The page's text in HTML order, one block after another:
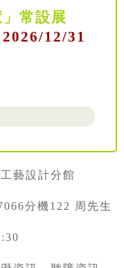
」常設展
12/31
藝設計分館
分機122 周先生